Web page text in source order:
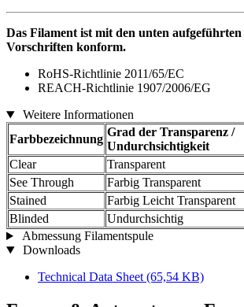
Das Filament ist mit den unten
Vorschriften konform.
RoHS-Richtlinie 2011/65/EC
REACH-Richtlinie 1907/2006/EG
Weitere Informationen
Farbbezeichnung
Grad der Transparenz /
Undurchsichtigkeit
Clear
Transparent
See Through
Farbig Transparent
Stained
Farbig Leicht Transparent
Blinded
Undurchsichtig
Abmessung Filamentspule
Downloads
Technical Data Sheet (65,54 KB)